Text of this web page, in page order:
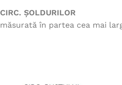
CIRC. ȘOLDURILOR
măsurată în partea cea mai